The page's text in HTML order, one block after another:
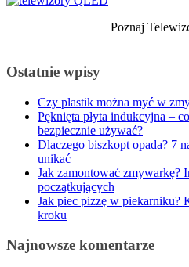
Poznaj
Ostatnie wpisy
Czy plastik można myć w
Pęknięta płyta indukcyjna –
bezpiecznie używać?
Dlaczego biszkopt opada? 7
unikać
Jak zamontować zmywarkę?
początkujących
Jak piec pizzę w piekarniku?
kroku
Najnowsze komentarze